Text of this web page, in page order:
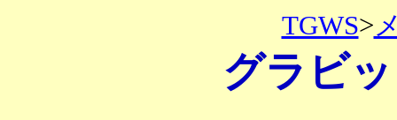
TGWS>
グラビ